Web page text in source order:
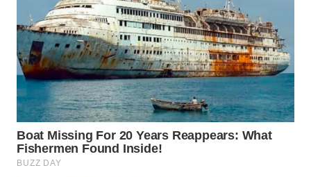
WN
TAPANULI
UTARA
WN
SAMOSIR
WN
PADANG
LAWAS